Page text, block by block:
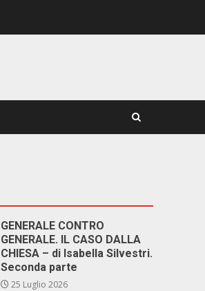
GENERALE CONTRO
GENERALE. IL CASO DALLA
CHIESA – di Isabella Silvestri.
Seconda parte
25 Luglio 2026